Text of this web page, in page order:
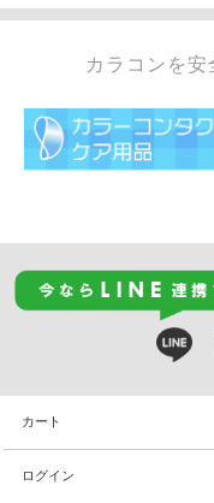
カラコンを
カート
ログイン